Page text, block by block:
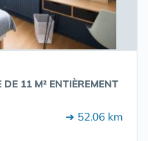
11 M² ENTIÈREMENT
➔ 52.06 km